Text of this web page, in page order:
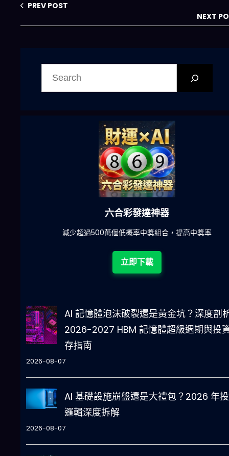
PREV POST
NEXT
六合彩發達神器
減少超過500萬個低概率中獎組合，提高中獎率
立即下載
AI 記憶體泡沫破裂還是黃金坑？深度剖
2026-2027 HBM 記憶體超級週期與投
存指南
2026-08-07
AI 基礎設施崩盤還是大禮包？2026 年
邏輯深度拆解
2026-08-07